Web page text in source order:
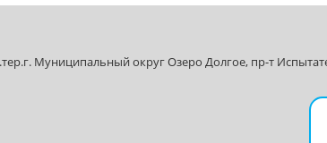
Муниципальный округ Озеро Долгое, пр-т